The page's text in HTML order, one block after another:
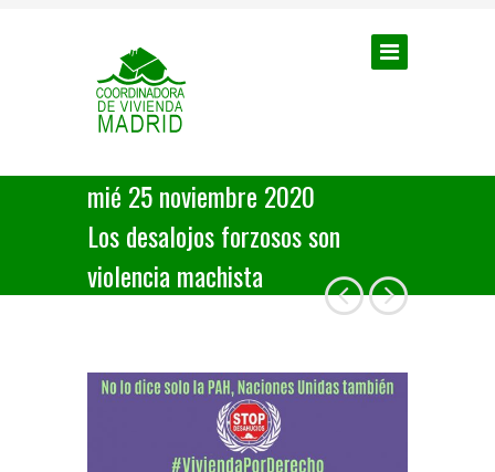
mié 25 noviembre 2020
Los desalojos forzosos son
violencia machista